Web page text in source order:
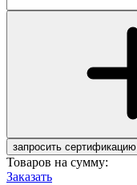
запросить сертификацию
Товаров на сумму:
Заказать